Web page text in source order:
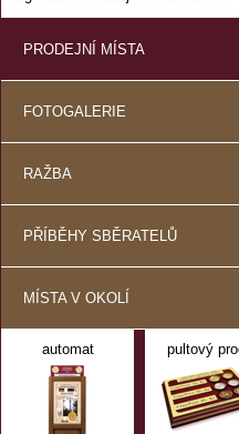
PRODEJNÍ MÍSTA
FOTOGALERIE
RAŽBA
PŘÍBĚHY SBĚRATELŮ
MÍSTA V OKOLÍ
automat pultový